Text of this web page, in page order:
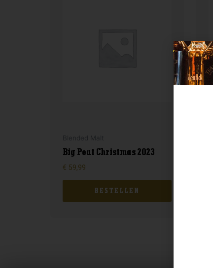
Big Peat Christmas 2023
€ 59,99
BESTELLEN